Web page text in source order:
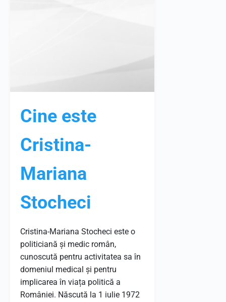
Cine este
Cristina-
Mariana
Stocheci
Cristina-Mariana Stocheci este o
politiciană și medic român,
cunoscută pentru activitatea sa în
domeniul medical și pentru
implicarea în viața politică a
României. Născută la 1 iulie 1972